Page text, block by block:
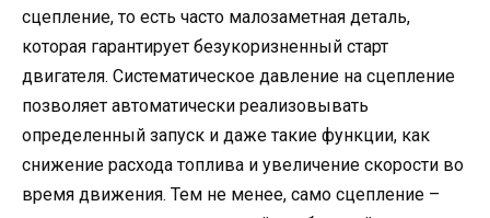
сцепление, то есть часто малозаметная деталь,
которая гарантирует безукоризненный старт
двигателя. Систематическое давление на сцепление
позволяет автоматически реализовывать
определенный запуск и даже такие функции, как
снижение расхода топлива и увеличение скорости во
время движения. Тем не менее, само сцепление –